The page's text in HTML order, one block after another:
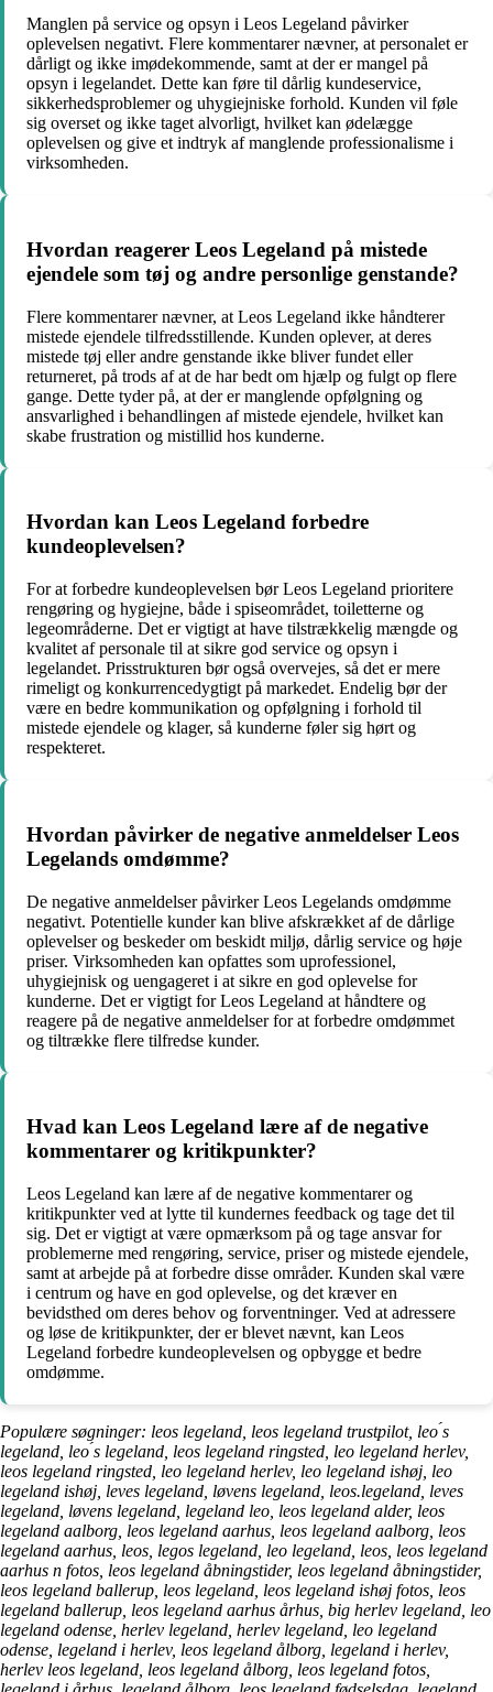
Manglen på service og opsyn i Leos Legeland påvirker
oplevelsen negativt. Flere kommentarer nævner, at personalet er
dårligt og ikke imødekommende, samt at der er mangel på
opsyn i legelandet. Dette kan føre til dårlig kundeservice,
sikkerhedsproblemer og uhygiejniske forhold. Kunden vil føle
sig overset og ikke taget alvorligt, hvilket kan ødelægge
oplevelsen og give et indtryk af manglende professionalisme i
virksomheden.
Hvordan reagerer Leos Legeland på mistede
ejendele som tøj og andre personlige genstande?
Flere kommentarer nævner, at Leos Legeland ikke håndterer
mistede ejendele tilfredsstillende. Kunden oplever, at deres
mistede tøj eller andre genstande ikke bliver fundet eller
returneret, på trods af at de har bedt om hjælp og fulgt op flere
gange. Dette tyder på, at der er manglende opfølgning og
ansvarlighed i behandlingen af mistede ejendele, hvilket kan
skabe frustration og mistillid hos kunderne.
Hvordan kan Leos Legeland forbedre
kundeoplevelsen?
For at forbedre kundeoplevelsen bør Leos Legeland prioritere
rengøring og hygiejne, både i spiseområdet, toiletterne og
legeområderne. Det er vigtigt at have tilstrækkelig mængde og
kvalitet af personale til at sikre god service og opsyn i
legelandet. Prisstrukturen bør også overvejes, så det er mere
rimeligt og konkurrencedygtigt på markedet. Endelig bør der
være en bedre kommunikation og opfølgning i forhold til
mistede ejendele og klager, så kunderne føler sig hørt og
respekteret.
Hvordan påvirker de negative anmeldelser Leos
Legelands omdømme?
De negative anmeldelser påvirker Leos Legelands omdømme
negativt. Potentielle kunder kan blive afskrækket af de dårlige
oplevelser og beskeder om beskidt miljø, dårlig service og høje
priser. Virksomheden kan opfattes som uprofessionel,
uhygiejnisk og uengageret i at sikre en god oplevelse for
kunderne. Det er vigtigt for Leos Legeland at håndtere og
reagere på de negative anmeldelser for at forbedre omdømmet
og tiltrække flere tilfredse kunder.
Hvad kan Leos Legeland lære af de negative
kommentarer og kritikpunkter?
Leos Legeland kan lære af de negative kommentarer og
kritikpunkter ved at lytte til kundernes feedback og tage det til
sig. Det er vigtigt at være opmærksom på og tage ansvar for
problemerne med rengøring, service, priser og mistede ejendele,
samt at arbejde på at forbedre disse områder. Kunden skal være
i centrum og have en god oplevelse, og det kræver en
bevidsthed om deres behov og forventninger. Ved at adressere
og løse de kritikpunkter, der er blevet nævnt, kan Leos
Legeland forbedre kundeoplevelsen og opbygge et bedre
omdømme.
Populære søgninger: leos legeland, leos legeland trustpilot, leo ́s
legeland, leo ́s legeland, leos legeland ringsted, leo legeland herlev,
leos legeland ringsted, leo legeland herlev, leo legeland ishøj, leo
legeland ishøj, leves legeland, løvens legeland, leos.legeland, leves
legeland, løvens legeland, legeland leo, leos legeland alder, leos
legeland aalborg, leos legeland aarhus, leos legeland aalborg, leos
legeland aarhus, leos, legos legeland, leo legeland, leos, leos legeland
aarhus n fotos, leos legeland åbningstider, leos legeland åbningstider,
leos legeland ballerup, leos legeland, leos legeland ishøj fotos, leos
legeland ballerup, leos legeland aarhus århus, big herlev legeland, leo
legeland odense, herlev legeland, herlev legeland, leo legeland
odense, legeland i herlev, leos legeland ålborg, legeland i herlev,
herlev leos legeland, leos legeland ålborg, leos legeland fotos,